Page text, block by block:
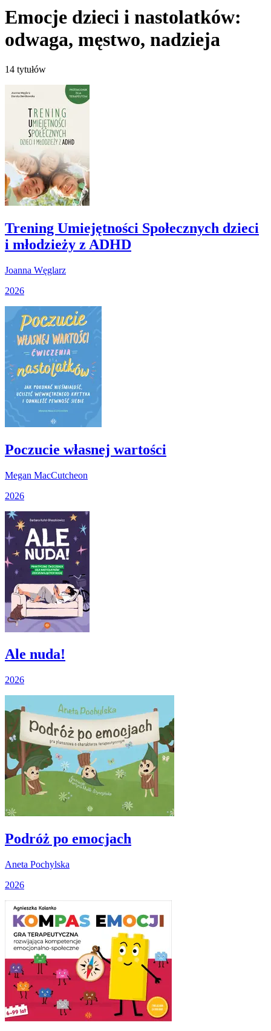
Emocje dzieci i nastolatków:
odwaga, męstwo, nadzieja
14 tytułów
Trening Umiejętności Społecznych dzieci
i młodzieży z ADHD
Joanna Węglarz
2026
Poczucie własnej wartości
Megan MacCutcheon
2026
Ale nuda!
2026
Podróż po emocjach
Aneta Pochylska
2026